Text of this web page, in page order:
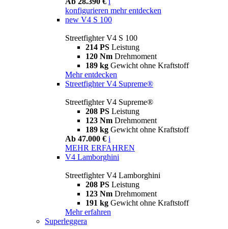
konfigurieren mehr entdecken
new V4 S 100
Streetfighter V4 S 100
214 PS Leistung
120 Nm Drehmoment
189 kg Gewicht ohne Kraftstoff
Mehr entdecken
Streetfighter V4 Supreme®
Streetfighter V4 Supreme®
208 PS Leistung
123 Nm Drehmoment
189 kg Gewicht ohne Kraftstoff
Ab 47.000 € i
MEHR ERFAHREN
V4 Lamborghini
Streetfighter V4 Lamborghini
208 PS Leistung
123 Nm Drehmoment
191 kg Gewicht ohne Kraftstoff
Mehr erfahren
Superleggera